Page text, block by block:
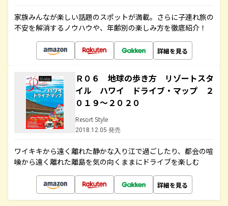
家族みんなが楽しい話題のスポットが満載。さらに子連れ旅の
不安を解消するノウハウや、年齢別の楽しみ方を徹底紹介！
詳細を見る
Ｒ０６ 地球の歩き方 リゾートスタ
イル ハワイ ドライブ・マップ ２
０１９～２０２０
Resort Style
2018.12.05 発売
ワイキキから遠く離れた静かな入り江で過ごしたり、都会の喧
噪から遠く離れた離島を気の向くままにドライブを楽しむ
詳細を見る